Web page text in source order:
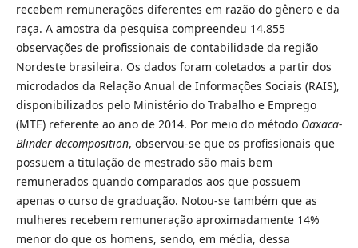
recebem remunerações diferentes em razão do gênero e da
raça. A amostra da pesquisa compreendeu 14.855
observações de profissionais de contabilidade da região
Nordeste brasileira. Os dados foram coletados a partir dos
microdados da Relação Anual de Informações Sociais (RAIS),
disponibilizados pelo Ministério do Trabalho e Emprego
(MTE) referente ao ano de 2014. Por meio do método Oaxaca-
Blinder decomposition, observou-se que os profissionais que
possuem a titulação de mestrado são mais bem
remunerados quando comparados aos que possuem
apenas o curso de graduação. Notou-se também que as
mulheres recebem remuneração aproximadamente 14%
menor do que os homens, sendo, em média, dessa